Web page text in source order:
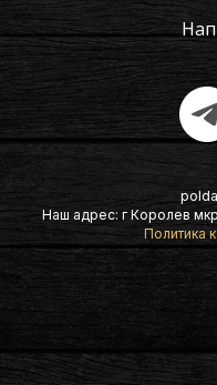
Наш адрес: г Королев
Политика